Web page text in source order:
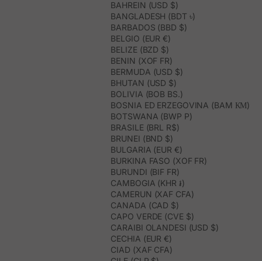
BAHREIN (USD $)
BANGLADESH (BDT ৳)
BARBADOS (BBD $)
BELGIO (EUR €)
BELIZE (BZD $)
BENIN (XOF FR)
BERMUDA (USD $)
BHUTAN (USD $)
BOLIVIA (BOB BS.)
BOSNIA ED ERZEGOVINA (BAM КМ)
BOTSWANA (BWP P)
BRASILE (BRL R$)
BRUNEI (BND $)
BULGARIA (EUR €)
BURKINA FASO (XOF FR)
BURUNDI (BIF FR)
CAMBOGIA (KHR ៛)
CAMERUN (XAF CFA)
CANADA (CAD $)
CAPO VERDE (CVE $)
CARAIBI OLANDESI (USD $)
CECHIA (EUR €)
CIAD (XAF CFA)